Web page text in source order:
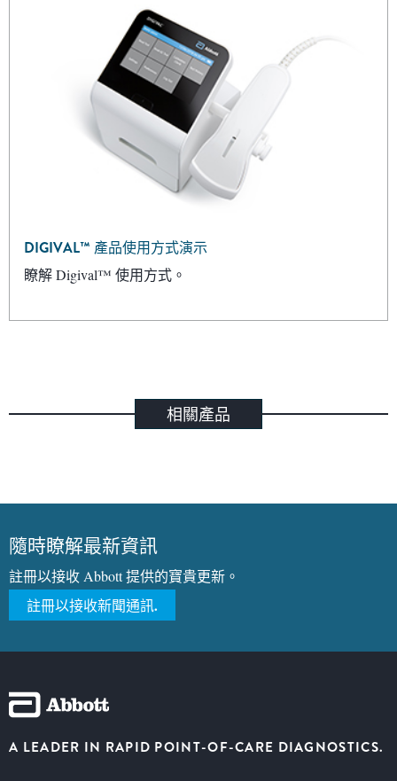
DIGIVAL™ 產品使用方式演示
瞭解 Digival™ 使用方式。
相關產品
隨時瞭解最新資訊
註冊以接收 Abbott 提供的寶貴更新。
註冊以接收新聞通訊.
A LEADER IN RAPID POINT-OF-CARE DIAGNOSTICS.